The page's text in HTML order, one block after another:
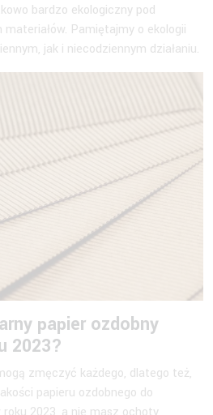
bardzo ekologiczny pod
Pamiętajmy o ekologii
jak i niecodziennym działaniu.
papier ozdobny
2023?
zmęczyć każdego, dlatego też,
papieru ozdobnego do